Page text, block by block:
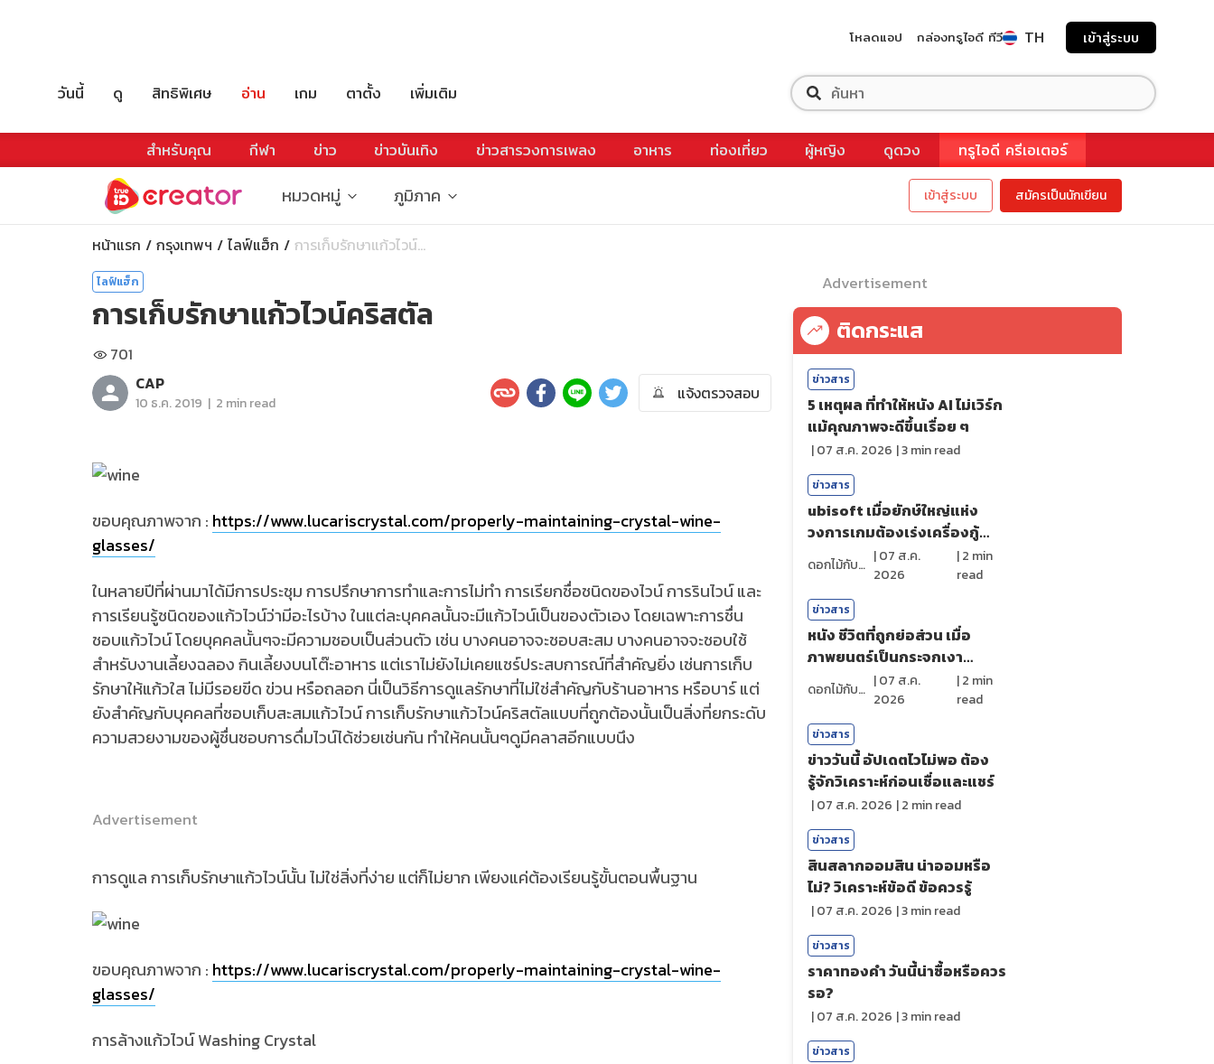
โหลดแอป กล่องทรูไอดี ทีวี TH เข้าสู่ระบบ
วันนี้ ดู สิทธิพิเศษ อ่าน เกม ตาตั้ง เพิ่มเติม
สำหรับคุณ กีฬา ข่าว ข่าวบันเทิง ข่าวสารวงการเพลง อาหาร ท่องเที่ยว ผู้หญิง ดูดวง ทรูไอดี ครีเอเตอร์
หมวดหมู่ ภูมิภาค เข้าสู่ระบบ สมัครเป็นนักเขียน
หน้าแรก กรุงเทพฯ ไลฟ์แฮ็ก การเก็บรักษาแก้วไวน์...
ไลฟ์แฮ็ก
การเก็บรักษาแก้วไวน์คริสตัล
701
CAP
10 ธ.ค. 2019 | 2 min read แจ้งตรวจสอบ
ขอบคุณภาพจาก : https://www.lucariscrystal.com/properly-maintaining-crystal-wine-
glasses/
ในหลายปีที่ผ่านมาได้มีการประชุม การปรึกษาการทำและการไม่ทำ การเรียกชื่อชนิดของไวน์ การรินไวน์ และ
การเรียนรู้ชนิดของแก้วไวน์ว่ามีอะไรบ้าง ในแต่ละบุคคลนั้นจะมีแก้วไวน์เป็นของตัวเอง โดยเฉพาะการชื่น
ชอบแก้วไวน์ โดยบุคคลนั้นๆจะมีความชอบเป็นส่วนตัว เช่น บางคนอาจจะชอบสะสม บางคนอาจจะชอบใช้
สำหรับงานเลี้ยงฉลอง กินเลี้ยงบนโต๊ะอาหาร แต่เราไม่ยังไม่เคยแชร์ประสบการณ์ที่สำคัญยิ่ง เช่นการเก็บ
รักษาให้แก้วใส ไม่มีรอยขีด ข่วน หรือถลอก นี่เป็นวิธีการดูแลรักษาที่ไม่ใช่สำคัญกับร้านอาหาร หรือบาร์ แต่
ยังสำคัญกับบุคคลที่ชอบเก็บสะสมแก้วไวน์ การเก็บรักษาแก้วไวน์คริสตัลแบบที่ถูกต้องนั้นเป็นสิ่งที่ยกระดับ
ความสวยงามของผู้ชื่นชอบการดื่มไวน์ได้ช่วยเช่นกัน ทำให้คนนั้นๆดูมีคลาสอีกแบบนึง
Advertisement
การดูแล การเก็บรักษาแก้วไวน์นั้น ไม่ใช่สิ่งที่ง่าย แต่ก็ไม่ยาก เพียงแค่ต้องเรียนรู้ขั้นตอนพื้นฐาน
ขอบคุณภาพจาก : https://www.lucariscrystal.com/properly-maintaining-crystal-wine-
glasses/
การล้างแก้วไวน์ Washing Crystal
Advertisement
ติดกระแส
ข่าวสาร
5 เหตุผล ที่ทำให้หนัง AI ไม่เวิร์ก
แม้คุณภาพจะดีขึ้นเรื่อย ๆ
|07 ส.ค. 2026 |3min read
ข่าวสาร
ubisoft เมื่อยักษ์ใหญ่แห่ง
วงการเกมต้องเร่งเครื่องกู้
ศรัทธา
ดอกไม้กับสายน้ำ |07 ส.ค.
2026
|2 min
read
ข่าวสาร
หนัง ชีวิตที่ถูกย่อส่วน เมื่อ
ภาพยนตร์เป็นกระจกเงา
สะท้อนตัวตน
ดอกไม้กับสายน้ำ |07 ส.ค.
2026
|2 min
read
ข่าวสาร
ข่าววันนี้ อัปเดตไวไม่พอ ต้อง
รู้จักวิเคราะห์ก่อนเชื่อและแชร์
|07 ส.ค. 2026 |2 min read
ข่าวสาร
สินสลากออมสิน น่าออมหรือ
ไม่? วิเคราะห์ข้อดี ข้อควรรู้
|07 ส.ค. 2026 |3min read
ข่าวสาร
ราคาทองคํา วันนี้น่าซื้อหรือควร
รอ?
|07 ส.ค. 2026 |3min read
ข่าวสาร